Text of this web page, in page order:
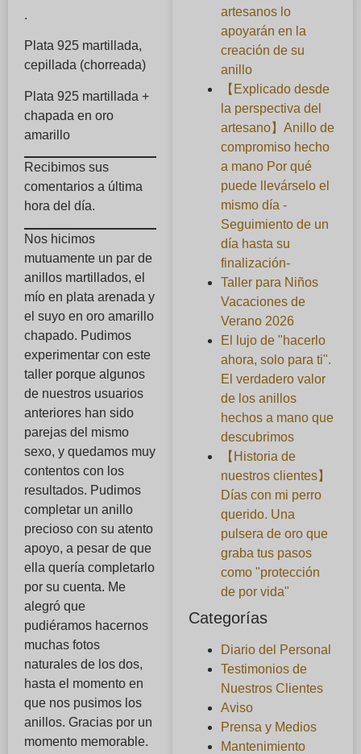
.
Plata 925 martillada,
cepillada (chorreada)
Plata 925 martillada +
chapada en oro
amarillo
Recibimos sus
comentarios a última
hora del día.
Nos hicimos
mutuamente un par de
anillos martillados, el
mío en plata arenada y
el suyo en oro amarillo
chapado. Pudimos
experimentar con este
taller porque algunos
de nuestros usuarios
anteriores han sido
parejas del mismo
sexo, y quedamos muy
contentos con los
resultados. Pudimos
completar un anillo
precioso con su atento
apoyo, a pesar de que
ella quería completarlo
por su cuenta. Me
alegró que
pudiéramos hacernos
muchas fotos
naturales de los dos,
hasta el momento en
que nos pusimos los
anillos. Gracias por un
momento memorable.
artesanos lo
apoyarán en la
creación de su
anillo
【Explicado desde
la perspectiva del
artesano】Anillo de
compromiso hecho
a mano Por qué
puede llevárselo el
mismo día -
Seguimiento de un
día hasta su
finalización-
Taller para Niños
Vacaciones de
Verano 2026
El lujo de "hacerlo
ahora, solo para ti".
El verdadero valor
de los anillos
hechos a mano que
descubrimos
【Historia de
nuestros clientes】
Días con mi perro
querido. Una
pulsera de oro que
graba tus pasos
como "protección
de por vida"
Categorías
Diario del Personal
Testimonios de
Nuestros Clientes
Aviso
Prensa y Medios
Mantenimiento